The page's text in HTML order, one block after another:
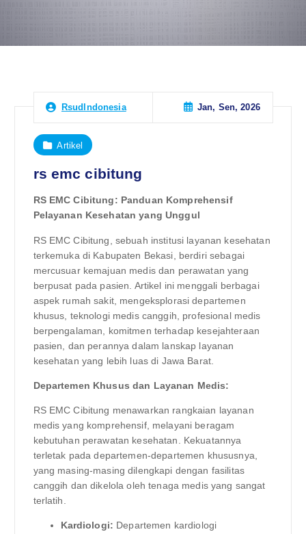
RsudIndonesia Jan, Sen, 2026
Artikel
rs emc cibitung
RS EMC Cibitung: Panduan Komprehensif
Pelayanan Kesehatan yang Unggul
RS EMC Cibitung, sebuah institusi layanan kesehatan
terkemuka di Kabupaten Bekasi, berdiri sebagai
mercusuar kemajuan medis dan perawatan yang
berpusat pada pasien. Artikel ini menggali berbagai
aspek rumah sakit, mengeksplorasi departemen
khusus, teknologi medis canggih, profesional medis
berpengalaman, komitmen terhadap kesejahteraan
pasien, dan perannya dalam lanskap layanan
kesehatan yang lebih luas di Jawa Barat.
Departemen Khusus dan Layanan Medis:
RS EMC Cibitung menawarkan rangkaian layanan
medis yang komprehensif, melayani beragam
kebutuhan perawatan kesehatan. Kekuatannya
terletak pada departemen-departemen khususnya,
yang masing-masing dilengkapi dengan fasilitas
canggih dan dikelola oleh tenaga medis yang sangat
terlatih.
Kardiologi: Departemen kardiologi